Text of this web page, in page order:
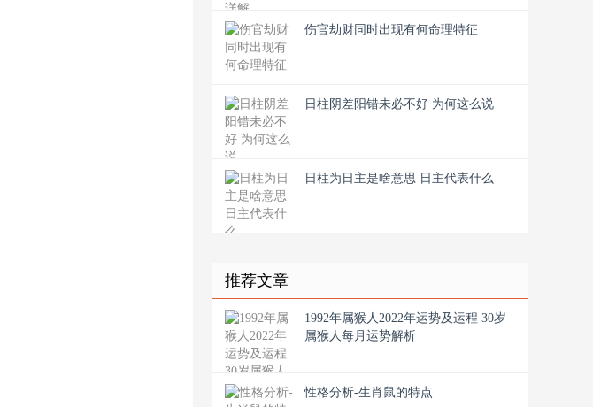
伤官劫财同时出现有何命理特征
日柱阴差阳错未必不好 为何这么说
日柱为日主是啥意思 日主代表什么
推荐文章
1992年属猴人2022年运势及运程 30岁
属猴人每月运势解析
性格分析-生肖鼠的特点